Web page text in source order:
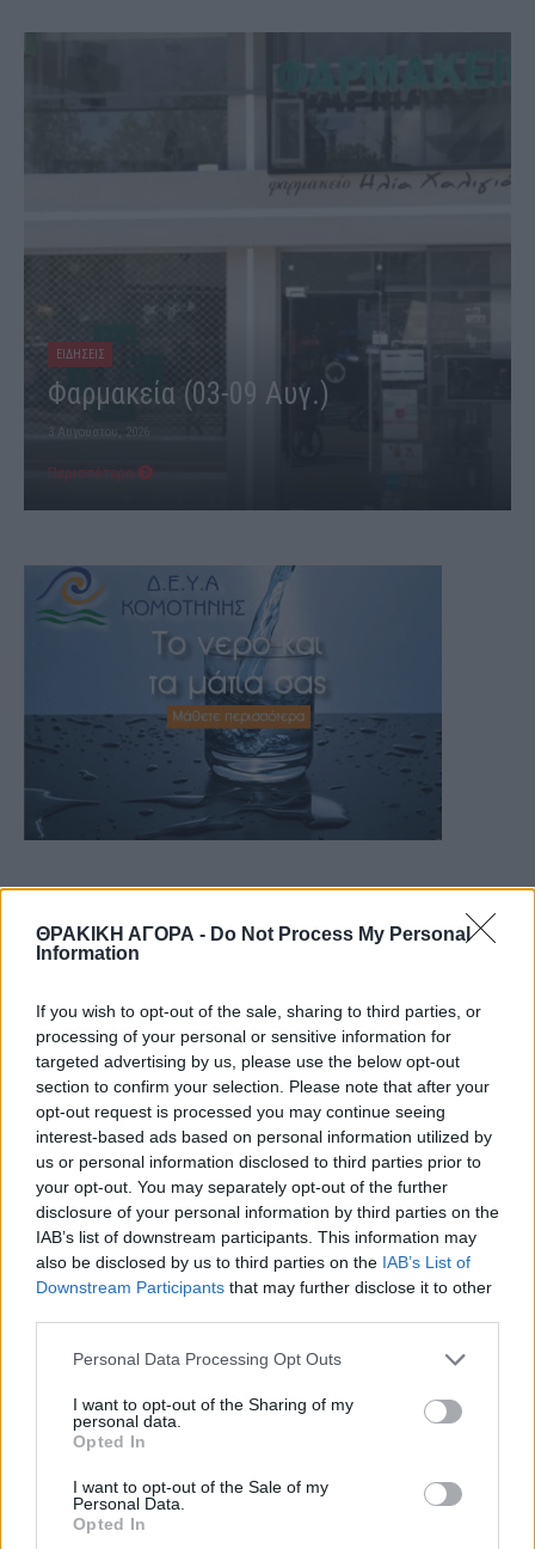
ΘΡΑΚΙΚΗ ΑΓΟΡΑ - Do Not Process My Personal
Information
If you wish to opt-out of the sale, sharing to third parties, or
processing of your personal or sensitive information for
targeted advertising by us, please use the below opt-out
section to confirm your selection. Please note that after your
opt-out request is processed you may continue seeing
interest-based ads based on personal information utilized by
us or personal information disclosed to third parties prior to
your opt-out. You may separately opt-out of the further
disclosure of your personal information by third parties on the
IAB’s list of downstream participants. This information may
also be disclosed by us to third parties on the IAB’s List of
Downstream Participants that may further disclose it to other
Personal Data Processing Opt Outs
I want to opt-out of the Sharing of my
personal data.
Opted In
I want to opt-out of the Sale of my
Personal Data.
Opted In
ΕΙΔΗΣΕΙΣ
Φαρμακεία (27 Ιούλ. – 02 Αύγ.)
27 Ιουλίου, 2026
Περισσότερα
youtube